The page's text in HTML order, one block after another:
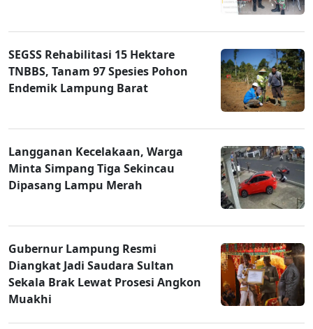
SEGSS Rehabilitasi 15 Hektare
TNBBS, Tanam 97 Spesies Pohon
Endemik Lampung Barat
Langganan Kecelakaan, Warga
Minta Simpang Tiga Sekincau
Dipasang Lampu Merah
Gubernur Lampung Resmi
Diangkat Jadi Saudara Sultan
Sekala Brak Lewat Prosesi Angkon
Muakhi